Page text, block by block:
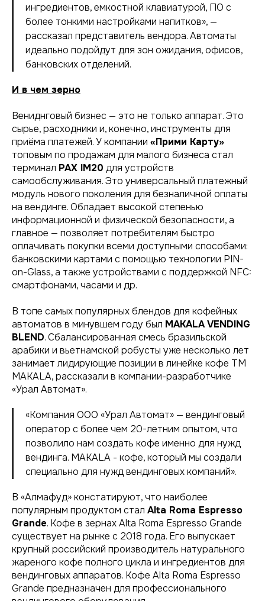
ингредиентов, емкостной клавиатурой, ПО с
более тонкими настройками напитков», —
рассказал представитель вендора. Автоматы
идеально подойдут для зон ожидания, офисов,
банковских отделений.
И в чем зерно
Вениднговый бизнес — это не только аппарат. Это
сырье, расходники и, конечно, инструменты для
приёма платежей. У компании «Прими Карту»
топовым по продажам для малого бизнеса стал
терминал PAX IM20 для устройств
самообслуживания. Это универсальный платежный
модуль нового поколения для безналичной оплаты
на вендинге. Обладает высокой степенью
информационной и физической безопасности, а
главное — позволяет потребителям быстро
оплачивать покупки всеми доступными способами:
банковскими картами с помощью технологии PIN-
on-Glass, а также устройствами с поддержкой NFC:
смартфонами, часами и др.
В топе самых популярных блендов для кофейных
автоматов в минувшем году был MAKALA VENDING
BLEND. Сбалансированная смесь бразильской
арабики и вьетнамской робусты уже несколько лет
занимает лидирующие позиции в линейке кофе ТМ
MAKALA, рассказали в компании-разработчике
«Урал Автомат».
«Компания ООО «Урал Автомат» — вендинговый
оператор с более чем 20-летним опытом, что
позволило нам создать кофе именно для нужд
вендинга. MAKALA - кофе, который мы создали
специально для нужд вендинговых компаний».
В «Алмафуд» констатируют, что наиболее
популярным продуктом стал Alta Roma Espresso
Grande. Кофе в зернах Alta Roma Espresso Grande
существует на рынке с 2018 года. Его выпускает
крупный российский производитель натурального
жареного кофе полного цикла и ингредиентов для
вендинговых аппаратов. Кофе Alta Roma Espresso
Grande предназначен для профессионального